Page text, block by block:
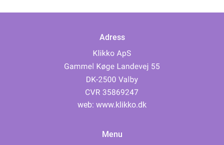
Adress
web: www.klikko.dk
Menu